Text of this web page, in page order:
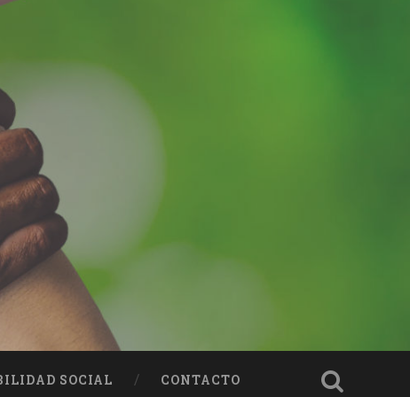
SOCIAL CONTACTO